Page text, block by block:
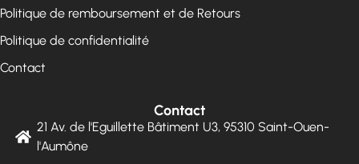
Politique de remboursement et de Retours
Politique de confidentialité
Contact
Contact
21 Av. de l'Eguillette Bâtiment U3, 95310 Saint-Ouen-
l'Aumône